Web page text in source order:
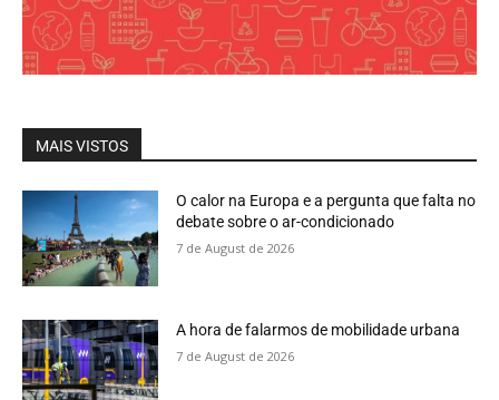
MAIS VISTOS
O calor na Europa e a pergunta que falta no
debate sobre o ar-condicionado
7 de August de 2026
A hora de falarmos de mobilidade urbana
7 de August de 2026